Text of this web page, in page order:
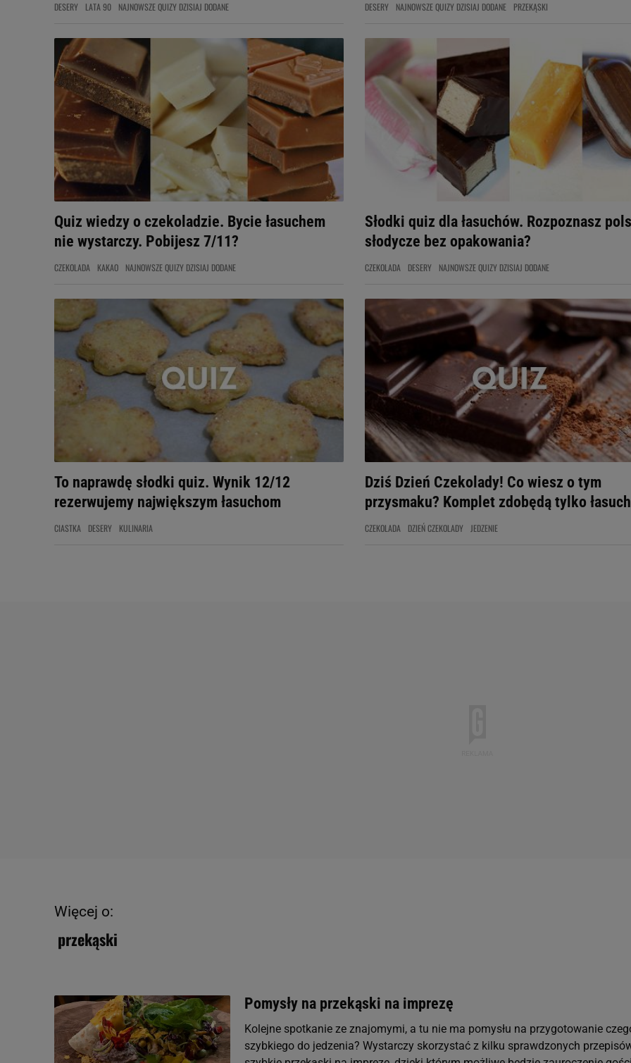
DESERY LATA 90 NAJNOWSZE QUIZY DZISIAJ DODANE DESERY NAJNOWSZE QUIZY DZISIAJ DODANE PRZEKĄSKI
Quiz wiedzy o czekoladzie. Bycie łasuchem
nie wystarczy. Pobijesz 7/11?
CZEKOLADA KAKAO NAJNOWSZE QUIZY DZISIAJ DODANE
Słodki quiz dla łasuchów. Rozpoznasz
słodycze bez opakowania?
CZEKOLADA DESERY NAJNOWSZE QUIZY DZISIAJ DODANE
To naprawdę słodki quiz. Wynik 12/12
rezerwujemy największym łasuchom
CIASTKA DESERY KULINARIA
Dziś Dzień Czekolady! Co wiesz o tym
przysmaku? Komplet zdobędą tylko
CZEKOLADA DZIEŃ CZEKOLADY JEDZENIE
Więcej o:
przekąski
Pomysły na przekąski na imprezę
Kolejne spotkanie ze znajomymi, a tu nie ma pomysłu na przygotowanie
szybkiego do jedzenia? Wystarczy skorzystać z kilku sprawdzonych